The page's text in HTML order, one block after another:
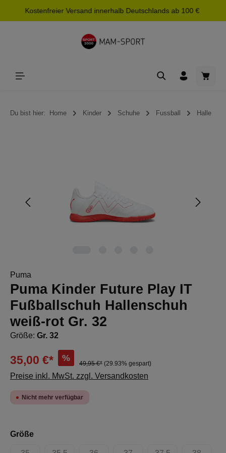
springen
Kostenfreier Versand innerhalb Deutschlands ab 100 €
Du bist hier: Home Kinder Schuhe Fussball Halle
Puma
Puma Kinder Future Play IT
Fußballschuh Hallenschuh
weiß-rot Gr. 32
Größe: Gr. 32
35,00 €* %
49,95 €* (29.93% gespart)
Preise inkl. MwSt. zzgl. Versandkosten
Nicht mehr verfügbar
Größeauswählen